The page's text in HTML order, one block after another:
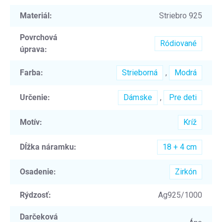
Materiál: Striebro 925
Povrchová
úprava:
Ródiované
Farba: Strieborná , Modrá
Určenie: Dámske , Pre deti
Motív: Kríž
Dĺžka náramku: 18 + 4 cm
Osadenie: Zirkón
Rýdzosť: Ag925/1000
Darčeková